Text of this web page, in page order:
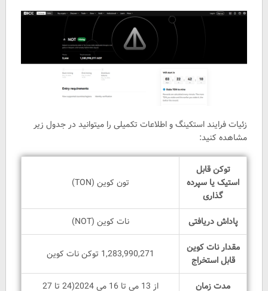
زئیات فرایند استکینگ و اطلاعات تکمیلی را میتوانید در جدول زیر
مشاهده کنید:
توکن قابل
استیک یا سپرده
گذاری
تون کوین (TON)
پاداش دریافتی
نات کوین (NOT)
مقدار نات کوین
قابل استخراج
1,283,990,271 توکن نات کوین
مدت زمان از 13 می تا 16 می 2024(24 تا 27